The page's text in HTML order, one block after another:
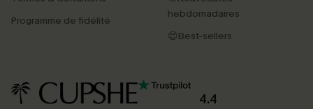
Programme de fidélité
hebdomadaires
😍Best-sellers
4.4